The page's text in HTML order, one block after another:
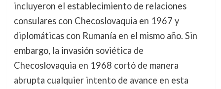
incluyeron el establecimiento de relaciones
consulares con Checoslovaquia en 1967 y
diplomáticas con Rumanía en el mismo año. Sin
embargo, la invasión soviética de
Checoslovaquia en 1968 cortó de manera
abrupta cualquier intento de avance en esta